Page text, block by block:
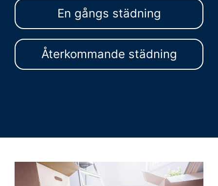
En gångs städning
Återkommande städning